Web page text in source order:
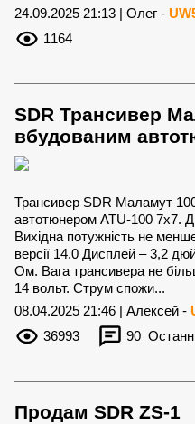
24.09.2025 21:13 | Олег -
1164
SDR Трансивер
вбудованим
Трансивер SDR Маламут
автотюнером ATU-100 7x7.
Вихідна потужність не
версії 14.0 Дисплей – 3,2
Ом. Вага трансивера не
14 вольт. Струм спожи...
08.04.2025 21:46 | Алексей -
36993
90
Продам SDR ZS-1